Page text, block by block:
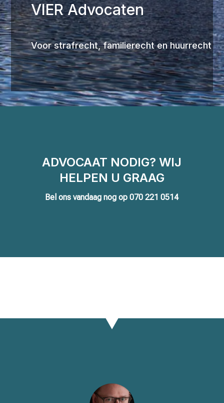
VIER Advocaten
Voor strafrecht, familierecht en huurrecht
ADVOCAAT NODIG? WIJ
HELPEN U GRAAG
Bel ons vandaag nog op070 221 0514